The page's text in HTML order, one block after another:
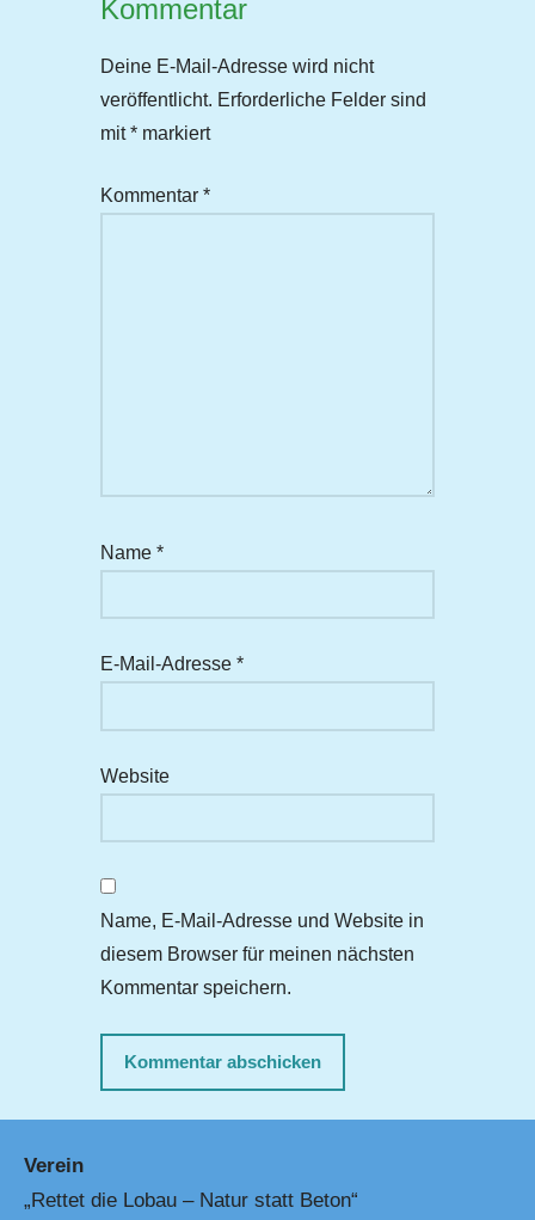
Kommentar
Deine E-Mail-Adresse wird nicht
veröffentlicht. Erforderliche Felder sind
mit* markiert
Kommentar *
Name *
E-Mail-Adresse *
Website
Name, E-Mail-Adresse und Website in
diesem Browser für meinen nächsten
Kommentar speichern.
Verein
„Rettet die Lobau – Natur statt Beton“